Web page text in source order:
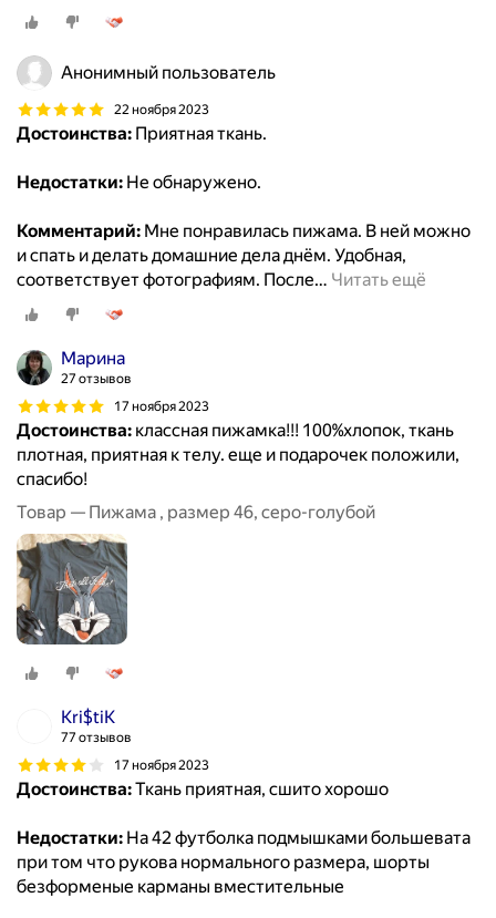
Анонимный пользователь
22 ноября 2023
Достоинства: Приятная ткань.
Недостатки: Не обнаружено.
Комментарий: Мне понравилась пижама. В ней можно
и спать и делать домашние дела днём. Удобная,
соответствует фотографиям. После… Читать ещё
Марина
27 отзывов
17 ноября 2023
Достоинства: классная пижамка!!! 100%хлопок, ткань
плотная, приятная к телу. еще и подарочек положили,
спасибо!
Товар — Пижама , размер 46, серо-голубой
Kri$tiK
77 отзывов
17 ноября 2023
Достоинства:Ткань приятная, сшито хорошо
Недостатки: На 42 футболка подмышками большевата
при том что рукова нормального размера, шорты
безформеные карманы вместительные